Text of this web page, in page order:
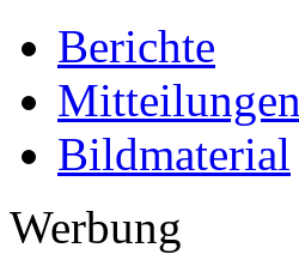
Berichte
Mitteilungen
Bildmaterial
Werbung